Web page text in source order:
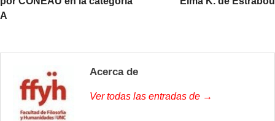
A
Acerca de
Ver todas las entradas de →